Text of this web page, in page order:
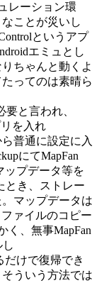
レーション環
ことが災いし
というアプ
エミュとし
ちゃんと動くよ
ってのは素晴ら
と言われ、
リを入れ
普通に設定に入
にてMapFan
ップデータ等を
とき、ストレー
マップデータは
ァイルのコピー
く、無事MapFan
だけで復帰でき
ういう方法では